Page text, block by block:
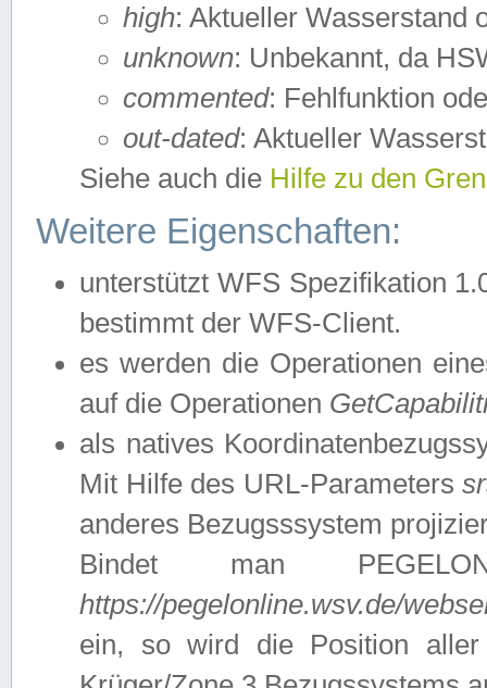
high: Aktueller Wasserstand
unknown: Unbekannt, da
commented: Fehlfunktion
out-dated: Aktueller
Siehe auch die Hilfe zu den
Weitere Eigenschaften:
unterstützt WFS Spezifikation
bestimmt der WFS-Client.
es werden die Operationen
auf die Operationen
als natives
Mit Hilfe des URL-Parameters
anderes Bezugsssystem
Bindet man
https://pegelonline.wsv.de/
ein, so wird die Position